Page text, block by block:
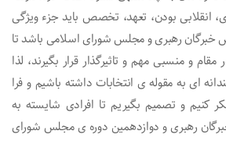
انقلابی بودن، تعهد، تخصص باید جزء ویژگی
رهبری و مجلس شورای اسلامی باشد تا
و منسبی مهم و تاثیرگذار قرار بگیرند، لذا
ای به مقوله ی انتخابات داشته باشیم و فرا
کنیم و تصمیم بگیریم تا افرادی شایسته به
رهبری و دوازدهمین دوره ی مجلس شورای